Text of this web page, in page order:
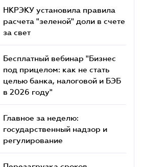
НКРЭКУ установила правила
расчета "зеленой" доли в счете
за свет
Бесплатный вебинар "Бизнес
под прицелом: как не стать
целью банка, налоговой и БЭБ
в 2026 году"
Главное за неделю:
государственный надзор и
регулирование